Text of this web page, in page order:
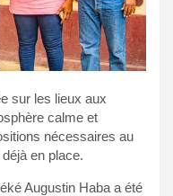
sur les lieux aux
calme et
nécessaires au
en place.
Augustin Haba a été